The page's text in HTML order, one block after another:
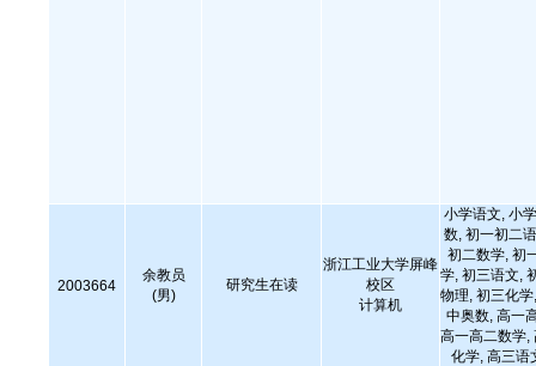
2003664
余教员
(男)
研究生在读
浙江工业大学屏峰
校区
计算机
小学语文, 小
数, 初一初二
初二数学, 初
学, 初三语文,
物理, 初三化
中奥数, 高一
高一高二数学,
化学, 高三语